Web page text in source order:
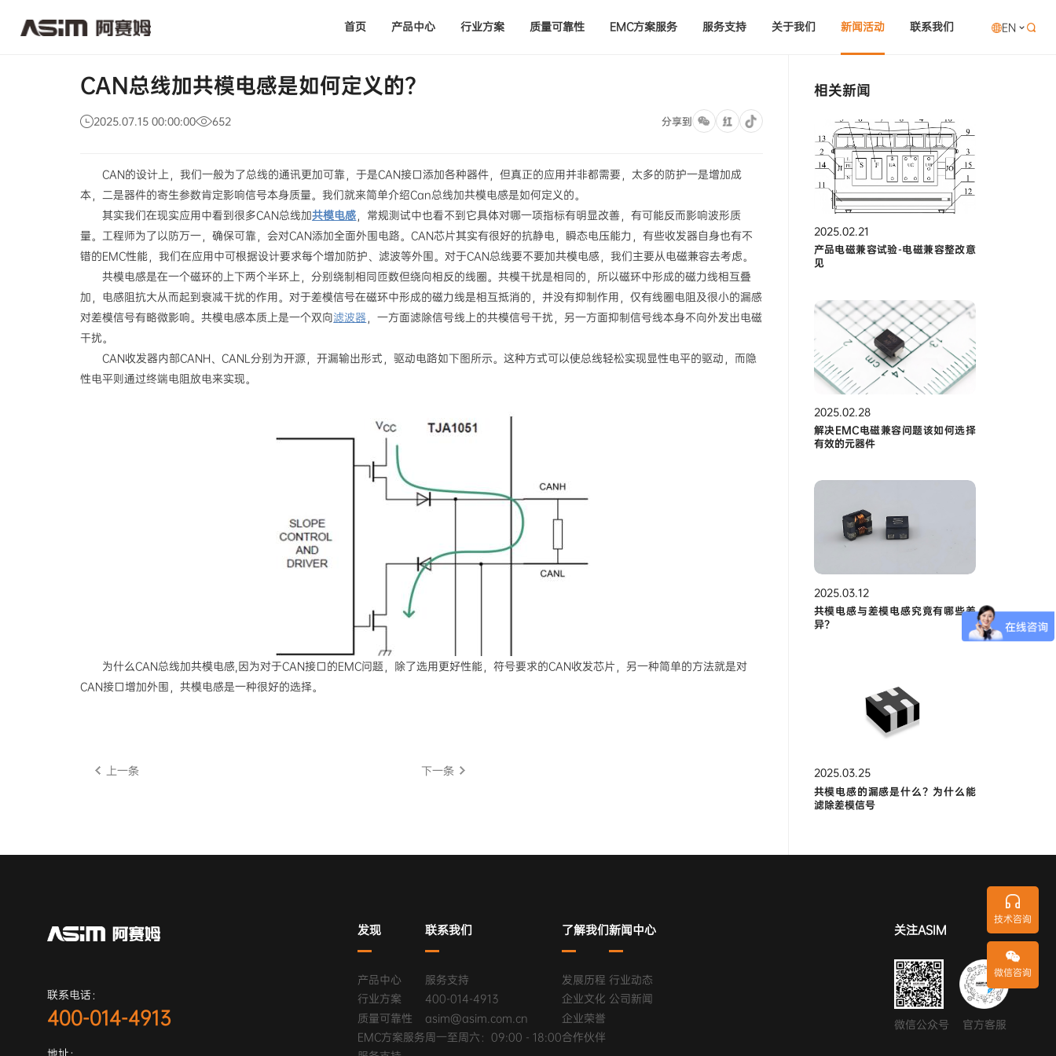
首页 产品中心 行业方案 质量可靠性 EMC方案服务 服务支持 关于我们 新闻活动 联系我们 EN 
技术咨询
微信咨询
CAN总线加共模电感是如何定义的？
2025.07.15 00:00:00 652 分享到
CAN的设计上，我们一般为了总线的通讯更加可靠，于是CAN接口添加各种器件，但真正的应用并非都需要，太多的防护一是增加成
本，二是器件的寄生参数肯定影响信号本身质量。我们就来简单介绍Can总线加共模电感是如何定义的。
其实我们在现实应用中看到很多CAN总线加共模电感，常规测试中也看不到它具体对哪一项指标有明显改善，有可能反而影响波形质
量。工程师为了以防万一，确保可靠，会对CAN添加全面外围电路。CAN芯片其实有很好的抗静电，瞬态电压能力，有些收发器自身也有不
错的EMC性能，我们在应用中可根据设计要求每个增加防护、滤波等外围。对于CAN总线要不要加共模电感，我们主要从电磁兼容去考虑。
共模电感是在一个磁环的上下两个半环上，分别绕制相同匝数但绕向相反的线圈。共模干扰是相同的，所以磁环中形成的磁力线相互叠
加，电感阻抗大从而起到衰减干扰的作用。对于差模信号在磁环中形成的磁力线是相互抵消的，并没有抑制作用，仅有线圈电阻及很小的漏感
对差模信号有略微影响。共模电感本质上是一个双向滤波器，一方面滤除信号线上的共模信号干扰，另一方面抑制信号线本身不向外发出电磁
干扰。
CAN收发器内部CANH、CANL分别为开源，开漏输出形式，驱动电路如下图所示。这种方式可以使总线轻松实现显性电平的驱动，而隐
性电平则通过终端电阻放电来实现。
为什么CAN总线加共模电感,因为对于CAN接口的EMC问题，除了选用更好性能，符号要求的CAN收发芯片，另一种简单的方法就是对
CAN接口增加外围，共模电感是一种很好的选择。
上一条 下一条
相关新闻
2025.02.21
产品电磁兼容试验-电磁兼容整改意
见
2025.02.28
解决EMC电磁兼容问题该如何选择
有效的元器件
2025.03.12
共模电感与差模电感究竟有哪些差
异？
2025.03.25
共模电感的漏感是什么？为什么能
滤除差模信号
联系电话：
400-014-4913
发现
产品中心
行业方案
质量可靠性
EMC方案服务
联系我们
服务支持
400-014-4913
asim@asim.com.cn
周一至周六：09:00 - 18:00
了解我们
发展历程
企业文化
企业荣誉
合作伙伴
新闻中心
行业动态
公司新闻
关注ASIM
微信公众号 官方客服